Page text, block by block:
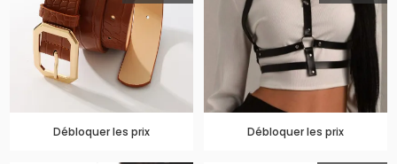
Débloquer les prix Débloquer les prix